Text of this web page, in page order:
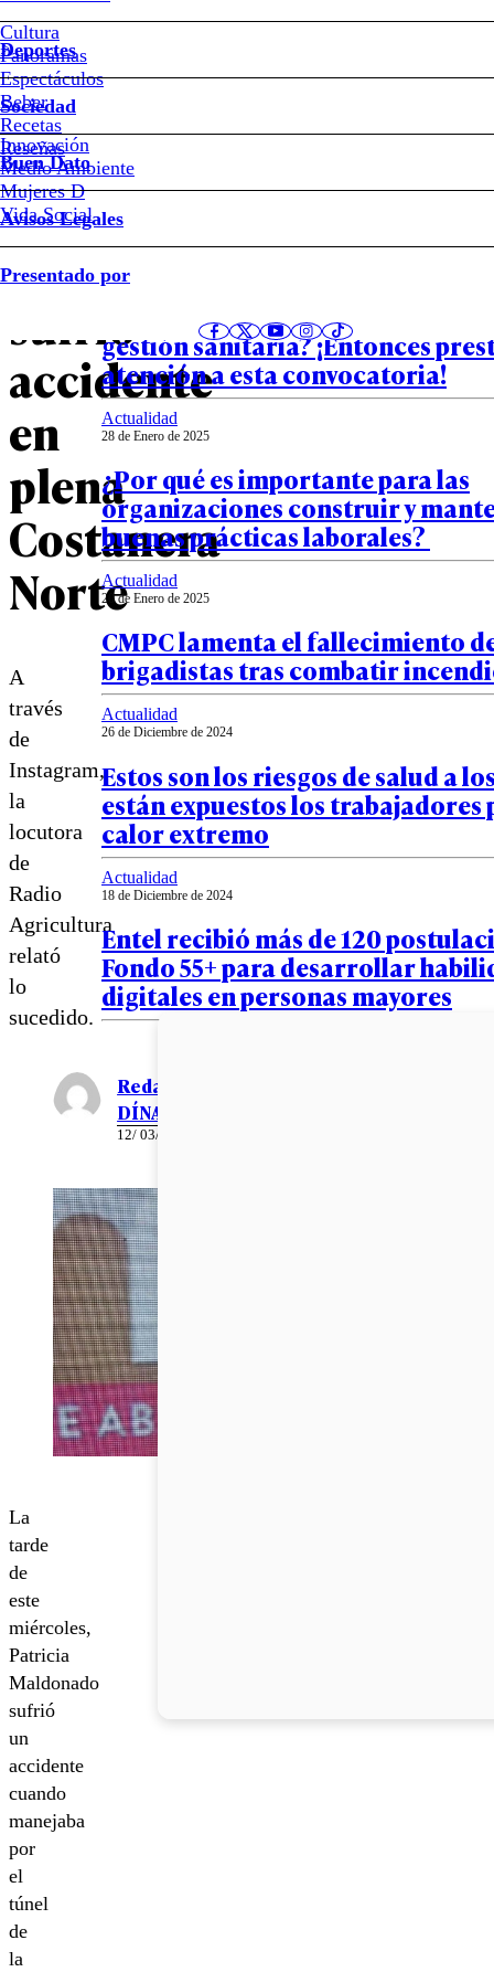
Cultura
Panoramas
Espectáculos
Beber
Recetas
Reseñas
Deportes
Sociedad
Innovación
Medio Ambiente
Mujeres D
Vida Social
Buen Dato
Avisos Legales
Presentado por
de
un
irresponsable”:
Patricia
Maldonado
sufrió
accidente
en
plena
Costanera
Norte
A
través
de
Instagram,
la
locutora
de
Radio
Agricultura
relató
lo
sucedido.
Redacción EL
DÍNAMO
12/ 03/ 2020
La
tarde
de
este
miércoles,
Patricia
Maldonado
sufrió
un
accidente
cuando
manejaba
por
el
túnel
de
la
Notas relacionadas
13 de Marzo de 2025
¿Eres parte de una iniciativa
gestión sanitaria? ¡Entonces
atención a esta convocatoria!
Actualidad
28 de Enero de 2025
¿Por qué es importante para las
organizaciones construir y
buenas prácticas laborales?
Actualidad
20 de Enero de 2025
CMPC lamenta el fallecimiento
brigadistas tras combatir
Actualidad
26 de Diciembre de 2024
Estos son los riesgos de salud a
están expuestos los trabajadores
calor extremo
Actualidad
18 de Diciembre de 2024
Entel recibió más de 120
Fondo 55+ para desarrollar
digitales en personas mayores